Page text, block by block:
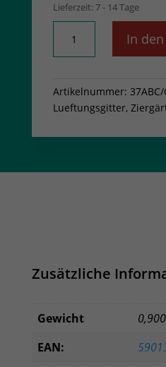
Lieferzeit: 7 - 14 Tage
17x37
Menge
In
Artikelnummer: 37ABC/
Lueftungsgitter,
Zusätzliche
Gewicht
EAN: